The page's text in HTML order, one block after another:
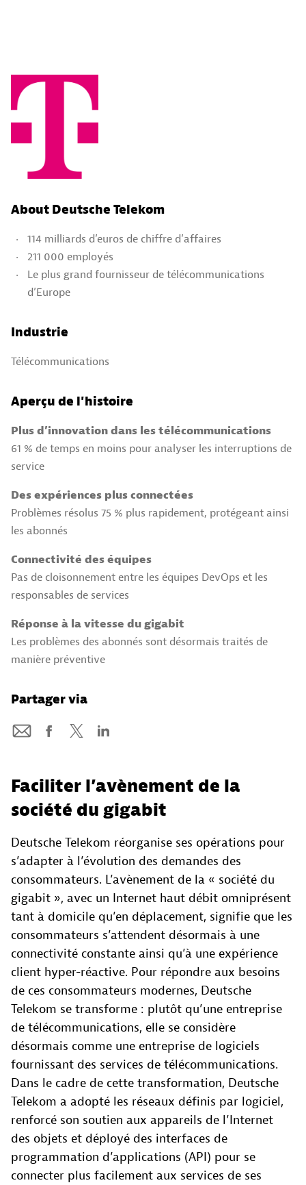
About Deutsche Telekom
114 milliards d’euros de chiffre d’affaires
211 000 employés
Le plus grand fournisseur de télécommunications
d’Europe
Industrie
Télécommunications
Aperçu de l'histoire
Plus d’innovation dans les télécommunications
61 % de temps en moins pour analyser les interruptions de
service
Des expériences plus connectées
Problèmes résolus 75 % plus rapidement, protégeant ainsi
les abonnés
Connectivité des équipes
Pas de cloisonnement entre les équipes DevOps et les
responsables de services
Réponse à la vitesse du gigabit
Les problèmes des abonnés sont désormais traités de
manière préventive
Partager via
Faciliter l’avènement de la
société du gigabit
Deutsche Telekom réorganise ses opérations pour
s’adapter à l’évolution des demandes des
consommateurs. L’avènement de la « société du
gigabit », avec un Internet haut débit omniprésent
tant à domicile qu’en déplacement, signifie que les
consommateurs s’attendent désormais à une
connectivité constante ainsi qu’à une expérience
client hyper-réactive. Pour répondre aux besoins
de ces consommateurs modernes, Deutsche
Telekom se transforme : plutôt qu’une entreprise
de télécommunications, elle se considère
désormais comme une entreprise de logiciels
fournissant des services de télécommunications.
Dans le cadre de cette transformation, Deutsche
Telekom a adopté les réseaux définis par logiciel,
renforcé son soutien aux appareils de l’Internet
des objets et déployé des interfaces de
programmation d’applications (API) pour se
connecter plus facilement aux services de ses